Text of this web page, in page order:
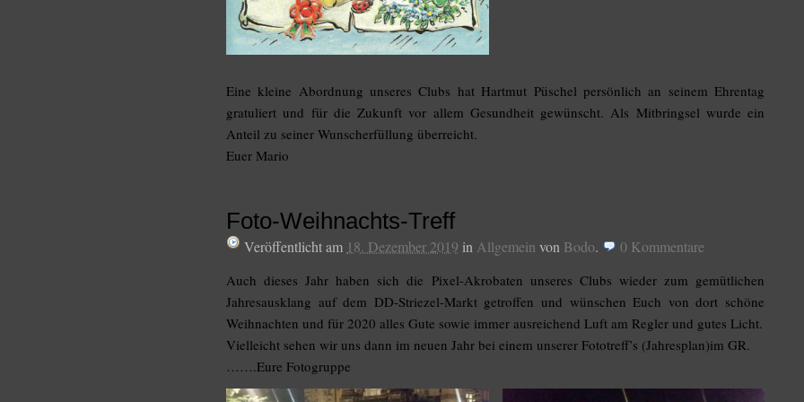
Eine kleine Abordnung unseres Clubs hat Hartmut Püschel persönlich an seinem Ehrentag
gratuliert und für die Zukunft vor allem Gesundheit gewünscht. Als Mitbringsel wurde ein
Anteil zu seiner Wunscherfüllung überreicht.
Euer Mario
Foto-Weihnachts-Treff
Veröffentlicht am 18. Dezember 2019 in Allgemein von Bodo. 0 Kommentare
Auch dieses Jahr haben sich die Pixel-Akrobaten unseres Clubs wieder zum gemütlichen
Jahresausklang auf dem DD-Striezel-Markt getroffen und wünschen Euch von dort schöne
Weihnachten und für 2020 alles Gute sowie immer ausreichend Luft am Regler und gutes Licht.
Vielleicht sehen wir uns dann im neuen Jahr bei einem unserer Fototreff’s (Jahresplan)im GR.
…….Eure Fotogruppe